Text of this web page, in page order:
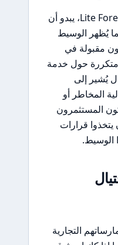
عند النظر في سلوك Lite Forex Hub، يبدو أن
يُظهر الوسيط
مقبولة في
حول خدمة
يُشير إلى
المخاطر أو
المستثمرون
يتخذوا قرارات
الوسيط.
التجارية